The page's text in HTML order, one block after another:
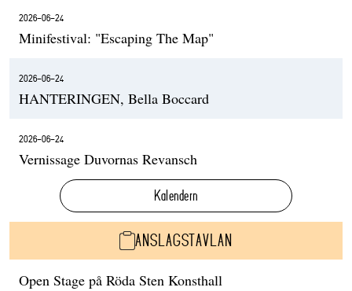
2026-06-24
Minifestival: "Escaping The Map"
2026-06-24
HANTERINGEN, Bella Boccard
2026-06-24
Vernissage Duvornas Revansch
Kalendern
ANSLAGSTAVLAN
Open Stage på Röda Sten Konsthall